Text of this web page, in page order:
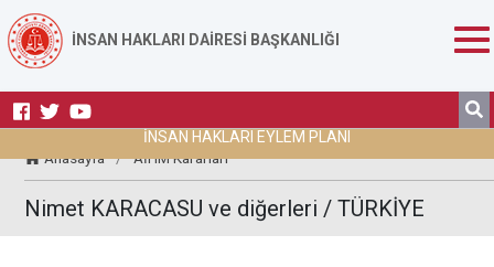
İNSAN HAKLARI DAİRESİ BAŞKANLIĞI
İNSAN HAKLARI EYLEM PLANI
Anasayfa / AİHM Kararları
Nimet KARACASU ve diğerleri / TÜRKİYE